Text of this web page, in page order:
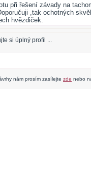
při řešení závady na
,tak ochotných
hvězdiček.
si úplný profil ...
nám prosím zasílejte zde nebo